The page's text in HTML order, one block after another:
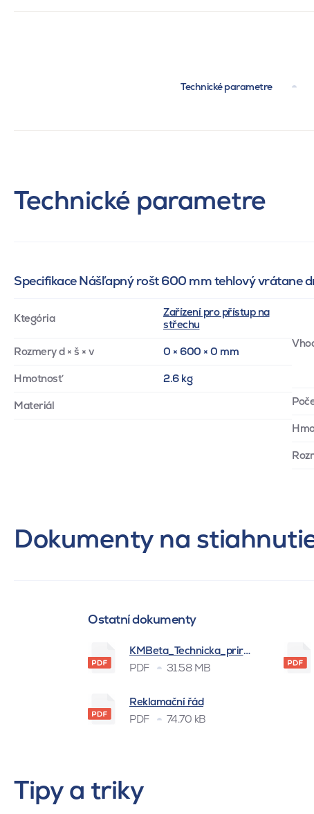
Technické parametre
Technické parametre
Specifikace Nášľapný rošt 600 mm tehlový vrátane
Ktegória
Zařízení pro přístup na
střechu
Rozmery d × š × v 0 × 600 × 0 mm
Hmotnosť 2.6 kg
Materiál
Dokumenty na
Ostatní dokumenty
KMBeta_Technicka_prirucka_BSK_
PDF
31.58 MB
Reklamační řád
PDF
74.70 kB
Tipy a triky